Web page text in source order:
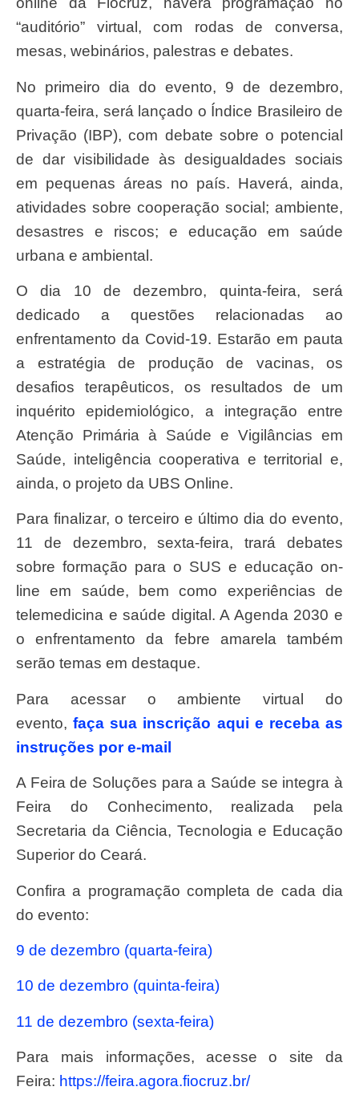
“auditório” virtual, com rodas de conversa,
mesas, webinários, palestras e debates.
No primeiro dia do evento, 9 de dezembro,
quarta-feira, será lançado o Índice Brasileiro de
Privação (IBP), com debate sobre o potencial
de dar visibilidade às desigualdades sociais
em pequenas áreas no país. Haverá, ainda,
atividades sobre cooperação social; ambiente,
desastres e riscos; e educação em saúde
urbana e ambiental.
O dia 10 de dezembro, quinta-feira, será
dedicado a questões relacionadas ao
enfrentamento da Covid-19. Estarão em pauta
a estratégia de produção de vacinas, os
desafios terapêuticos, os resultados de um
inquérito epidemiológico, a integração entre
Atenção Primária à Saúde e Vigilâncias em
Saúde, inteligência cooperativa e territorial e,
ainda, o projeto da UBS Online.
Para finalizar, o terceiro e último dia do evento,
11 de dezembro, sexta-feira, trará debates
sobre formação para o SUS e educação on-
line em saúde, bem como experiências de
telemedicina e saúde digital. A Agenda 2030 e
o enfrentamento da febre amarela também
serão temas em destaque.
Para acessar o ambiente virtual do
evento,faça sua inscrição aqui e receba as
instruções por e-mail
A Feira de Soluções para a Saúde se integra à
Feira do Conhecimento, realizada pela
Secretaria da Ciência, Tecnologia e Educação
Superior do Ceará.
Confira a programação completa de cada dia
do evento:
9 de dezembro (quarta-feira)
10 de dezembro (quinta-feira)
11 de dezembro (sexta-feira)
Para mais informações, acesse o site da
Feira: https://feira.agora.fiocruz.br/